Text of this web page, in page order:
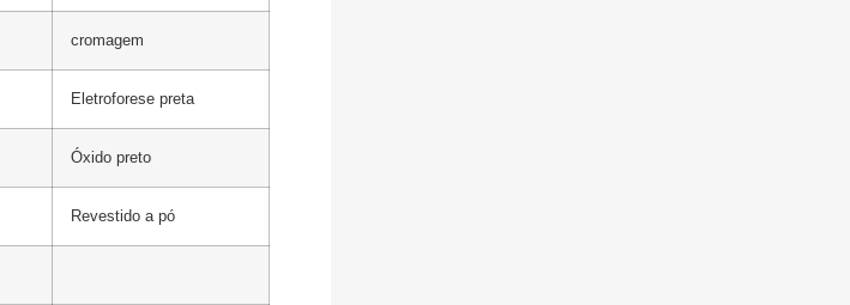
cromagem
Eletroforese preta
Óxido preto
Revestido a pó